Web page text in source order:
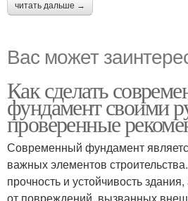
читать дальше →
Вас может
Как сделать
фундамент своими
проверенные
Современный фундамент
важных элементов
прочность и устойчивость